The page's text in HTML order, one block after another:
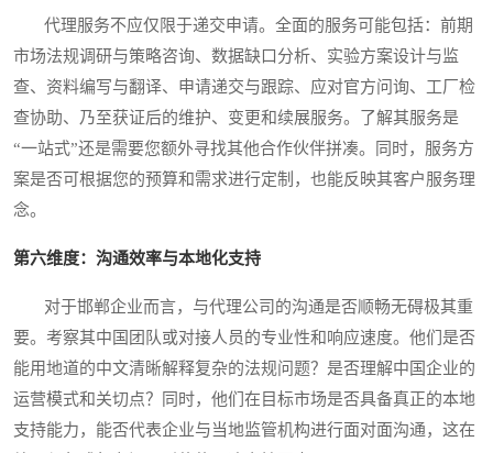
代理服务不应仅限于递交申请。全面的服务可能包括：前期
市场法规调研与策略咨询、数据缺口分析、实验方案设计与监
查、资料编写与翻译、申请递交与跟踪、应对官方问询、工厂检
查协助、乃至获证后的维护、变更和续展服务。了解其服务是
“一站式”还是需要您额外寻找其他合作伙伴拼凑。同时，服务方
案是否可根据您的预算和需求进行定制，也能反映其客户服务理
念。
第六维度：沟通效率与本地化支持
对于邯郸企业而言，与代理公司的沟通是否顺畅无碍极其重
要。考察其中国团队或对接人员的专业性和响应速度。他们是否
能用地道的中文清晰解释复杂的法规问题？是否理解中国企业的
运营模式和关切点？同时，他们在目标市场是否具备真正的本地
支持能力，能否代表企业与当地监管机构进行面对面沟通，这在